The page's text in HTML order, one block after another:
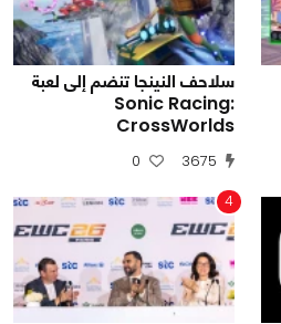
سلاحف النينجا تنضم إلى لعبة
Sonic Racing:
CrossWorlds
3675
0
4